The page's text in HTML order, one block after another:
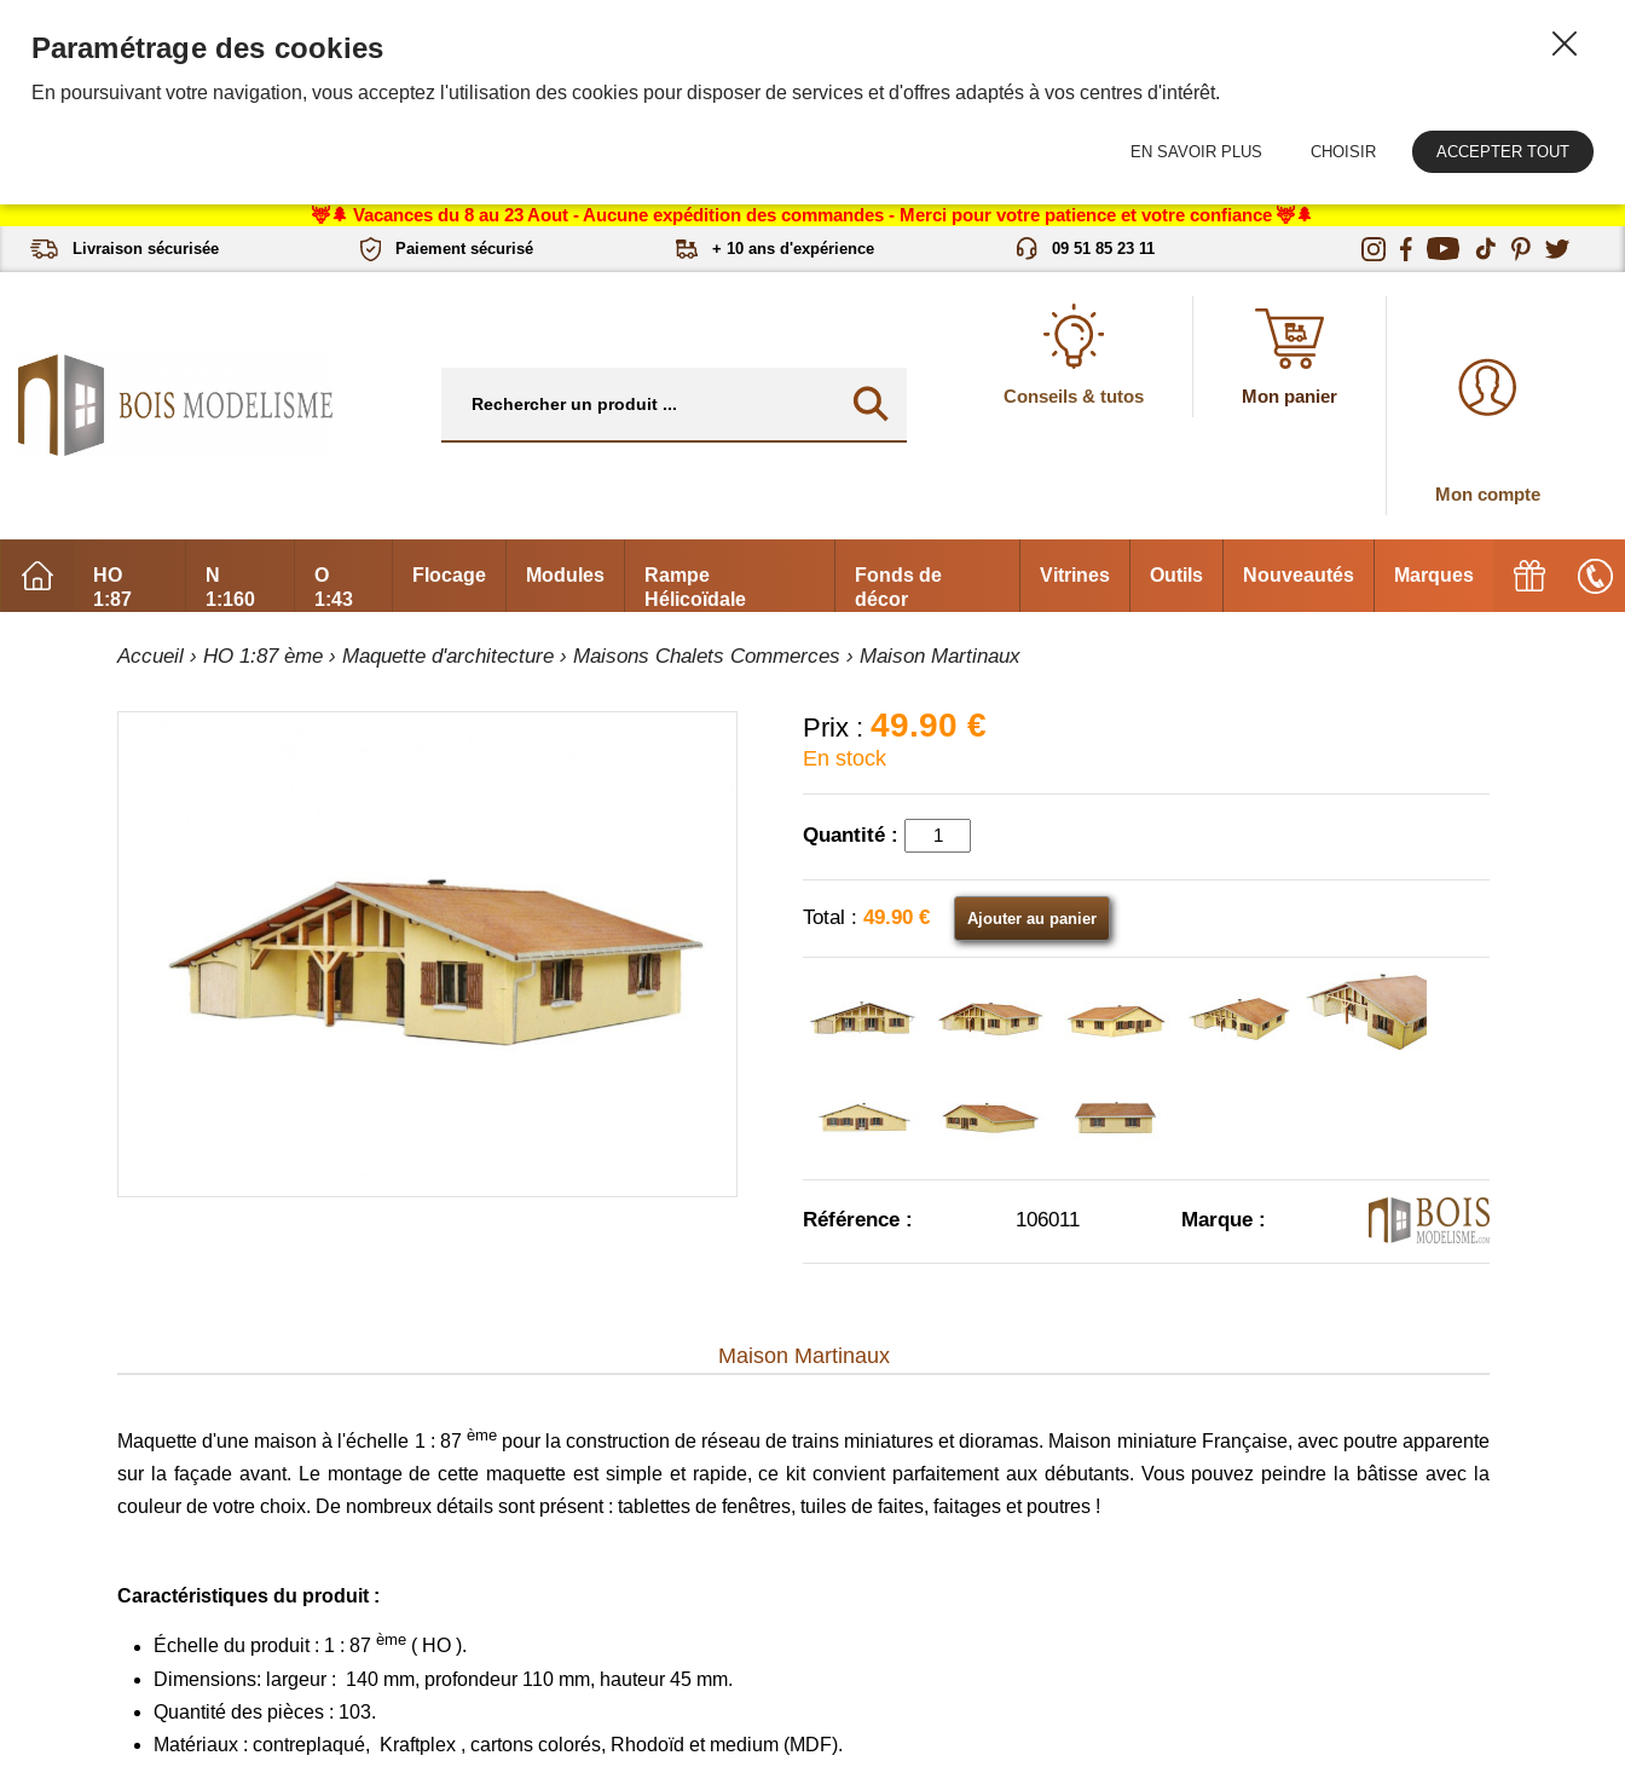
🦌🌲 Vacances du 8 au 23 Aout - Aucune expédition des commandes - Merci pour votre patience et votre confiance 🦌🌲
Livraison sécurisée Paiement sécurisé + 10 ans d'expérience 09 51 85 23 11
Conseils & tutos Mon panier
Mon compte
HO
1:87
N
1:160
O
1:43
Flocage Modules
Rampe
Hélicoïdale
Fonds de
décor
Vitrines Outils Nouveautés Marques
Accueil ›HO 1:87 ème ›Maquette d'architecture ›Maisons Chalets Commerces › Maison Martinaux
Prix :49.90 €
En stock
Quantité :
Total :49.90 € Ajouter au panier
Référence : 106011 Marque :
Maison Martinaux
Maquette d'une maison à l'échelle 1 : 87 ème pour la construction de réseau de trains miniatures et dioramas. Maison miniature Française, avec poutre apparente
sur la façade avant. Le montage de cette maquette est simple et rapide, ce kit convient parfaitement aux débutants. Vous pouvez peindre la bâtisse avec la
couleur de votre choix. De nombreux détails sont présent : tablettes de fenêtres, tuiles de faites, faitages et poutres !
Caractéristiques du produit :
Échelle du produit : 1 : 87ème ( HO ).
Dimensions: largeur : 140 mm, profondeur 110 mm, hauteur 45 mm.
Quantité des pièces : 103.
Matériaux : contreplaqué, Kraftplex , cartons colorés, Rhodoïd et medium (MDF).
Paramétrage des cookies
En poursuivant votre navigation, vous acceptez l'utilisation des cookies pour disposer de services et d'offres adaptés à vos centres d'intérêt.
EN SAVOIR PLUS CHOISIR ACCEPTER TOUT